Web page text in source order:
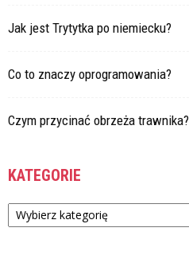
Jak jest Trytytka po niemiecku?
Co to znaczy oprogramowania?
Czym przycinać obrzeża trawnika?
KATEGORIE
Kategorie